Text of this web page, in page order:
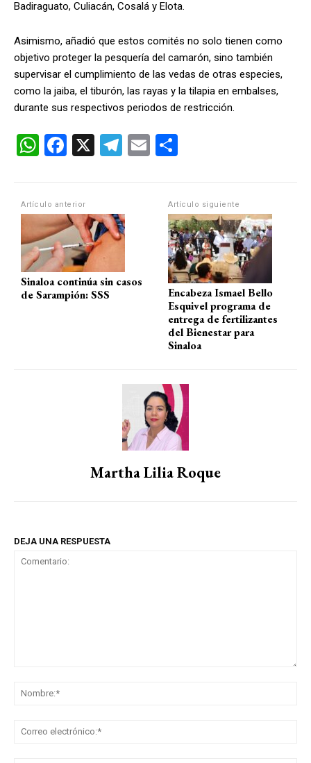
Badiraguato, Culiacán, Cosalá y Elota.
Asimismo, añadió que estos comités no solo tienen como
objetivo proteger la pesquería del camarón, sino también
supervisar el cumplimiento de las vedas de otras especies,
como la jaiba, el tiburón, las rayas y la tilapia en embalses,
durante sus respectivos periodos de restricción.
W
s
A
p
p
F
b
o
o
k
X
T
gr
a
E
p
ar
tir
Artículo anterior
Sinaloa continúa sin casos
de Sarampión: SSS
Artículo siguiente
Encabeza Ismael Bello
Esquivel programa de
entrega de fertilizantes
del Bienestar para
Sinaloa
Martha Lilia Roque
DEJA UNA RESPUESTA